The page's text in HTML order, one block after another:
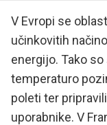
V Evropi se
učinkovitih
energijo. Tako
temperaturo
poleti ter
uporabnike. V